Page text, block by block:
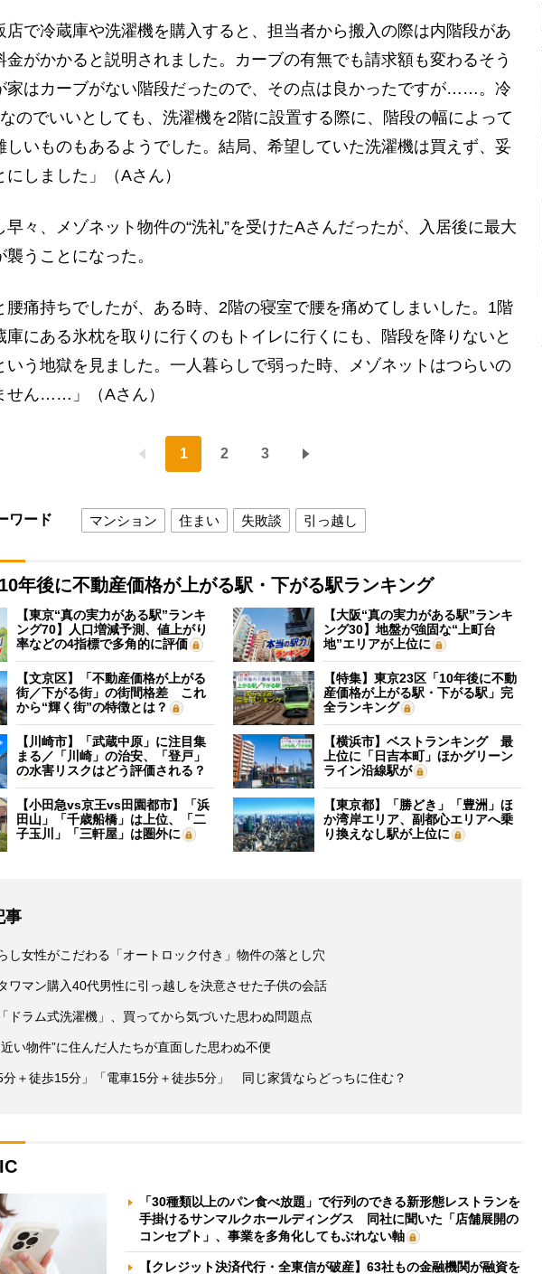
店で冷蔵庫や洗濯機を購入すると、担当者から搬入の際は内階段があ
金がかかると説明されました。カーブの有無でも請求額も変わるそう
家はカーブがない階段だったので、その点は良かったですが……。冷
のでいいとしても、洗濯機を2階に設置する際に、階段の幅によって
しいものもあるようでした。結局、希望していた洗濯機は買えず、妥
しました」（Aさん）
々、メゾネット物件の“洗礼”を受けたAさんだったが、入居後に最大
うことになった。
腰痛持ちでしたが、ある時、2階の寝室で腰を痛めてしまいした。1階
庫にある氷枕を取りに行くのもトイレに行くにも、階段を降りないと
いう地獄を見ました。一人暮らしで弱った時、メゾネットはつらいの
せん……」（Aさん）
1 2 3
ワード マンション 住まい 失敗談 引っ越し
10年後に不動産価格が上がる駅・下がる駅ランキング
【東京“真の実力がある駅”ランキ
ング70】人口増減予測、値上がり
率などの4指標で多角的に評価
【大阪“真の実力がある駅”ランキ
ング30】地盤が強固な“上町台
地”エリアが上位に
【文京区】「不動産価格が上がる
街／下がる街」の街間格差 これ
から“輝く街”の特徴とは？
【特集】東京23区「10年後に不動
産価格が上がる駅・下がる駅」完
全ランキング
【川崎市】「武蔵中原」に注目集
まる／「川崎」の治安、「登戸」
の水害リスクはどう評価される？
【横浜市】ベストランキング 最
上位に「日吉本町」ほかグリーン
ライン沿線駅が
【小田急vs京王vs田園都市】「浜
田山」「千歳船橋」は上位、「二
子玉川」「三軒屋」は圏外に
【東京都】「勝どき」「豊洲」ほ
か湾岸エリア、副都心エリアへ乗
り換えなし駅が上位に
事
し女性がこだわる「オートロック付き」物件の落とし穴
ワマン購入40代男性に引っ越しを決意させた子供の会話
ドラム式洗濯機」、買ってから気づいた思わぬ問題点
い物件”に住んだ人たちが直面した思わぬ不便
5分＋徒歩15分」「電車15分＋徒歩5分」 同じ家賃ならどっちに住む？
「30種類以上のパン食べ放題」で行列のできる新形態レストランを
手掛けるサンマルクホールディングス 同社に聞いた「店舗展開の
コンセプト」、事業を多角化してもぶれない軸
【クレジット決済代行・全東信が破産】63社もの金融機関が融資を